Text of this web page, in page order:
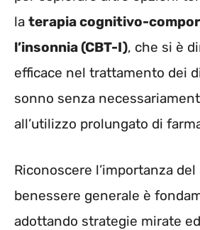
la terapia cognitivo-
l’insonnia (CBT-I), che si è
efficace nel trattamento dei
sonno senza
all’utilizzo prolungato di
Riconoscere l’importanza
benessere generale è
adottando strategie mirate